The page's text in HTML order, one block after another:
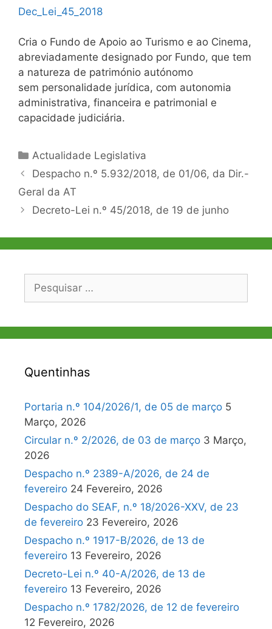
Dec_Lei_45_2018
Cria o Fundo de Apoio ao Turismo e ao Cinema,
abreviadamente designado por Fundo, que tem
a natureza de património autónomo
sem personalidade jurídica, com autonomia
administrativa, financeira e patrimonial e
capacidade judiciária.
Categorias
Actualidade Legislativa
Navegação
de
Despacho n.º 5.932/2018, de 01/06, da Dir.-
Geral da AT
Decreto-Lei n.º 45/2018, de 19 de junho
Pesquisar
Quentinhas
Portaria n.º 104/2026/1, de 05 de março 5
Março, 2026
Circular n.º 2/2026, de 03 de março 3 Março,
2026
Despacho n.º 2389-A/2026, de 24 de
fevereiro 24 Fevereiro, 2026
Despacho do SEAF, n.º 18/2026-XXV, de 23
de fevereiro 23 Fevereiro, 2026
Despacho n.º 1917-B/2026, de 13 de
fevereiro 13 Fevereiro, 2026
Decreto-Lei n.º 40-A/2026, de 13 de
fevereiro 13 Fevereiro, 2026
Despacho n.º 1782/2026, de 12 de fevereiro
12 Fevereiro, 2026